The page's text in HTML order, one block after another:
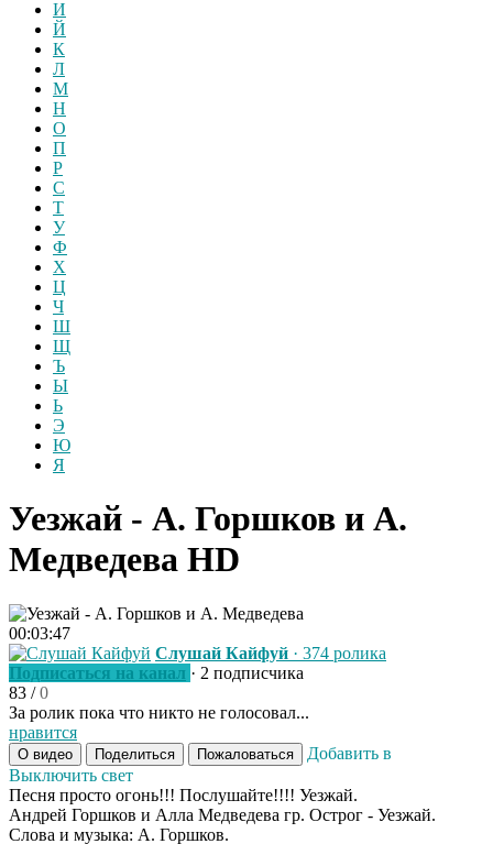
И
Й
К
Л
М
Н
О
П
Р
С
Т
У
Ф
Х
Ц
Ч
Ш
Щ
Ъ
Ы
Ь
Э
Ю
Я
Уезжай - А. Горшков и А.
Медведева HD
00:03:47
Слушай Кайфуй · 374 ролика
Подписаться на канал · 2 подписчика
83 /0
За ролик пока что никто не голосовал...
нравится
О видео Поделиться Пожаловаться
Добавить в
Выключить свет
Песня просто огонь!!! Послушайте!!!! Уезжай.
Андрей Горшков и Алла Медведева гр. Острог - Уезжай.
Слова и музыка: А. Горшков.